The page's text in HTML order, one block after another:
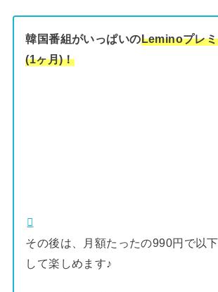
韓国番組がいっぱいのLeminoプレ
(1ヶ月)！
その後は、月額たったの990円で以
して楽しめます♪